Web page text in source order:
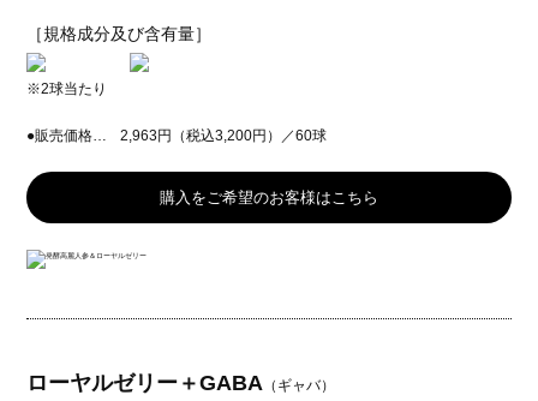
雑誌掲載記事
社会貢献活動
バーチャル工場見学
こだわりの原材料
植物発酵エキスとはどんなもの？
［規格成分及び含有量］
※2球当たり
●販売価格… 2,963円（税込3,200円）／60球
購入をご希望のお客様はこちら
ローヤルゼリー＋GABA （ギャバ）